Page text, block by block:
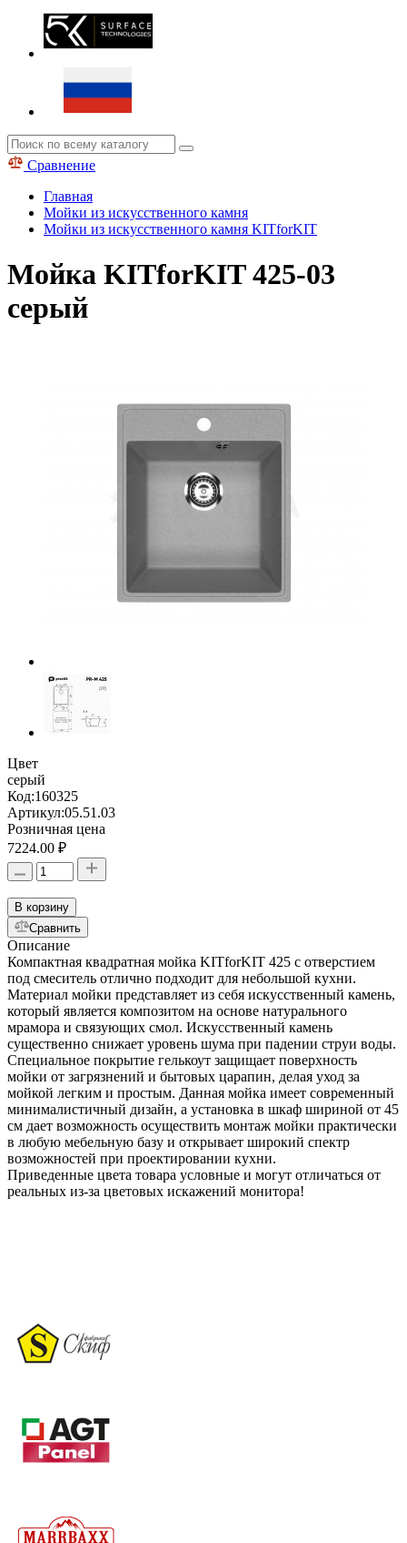
Сравнение
Главная
Мойки из искусственного камня
Мойки из искусственного камня KITforKIT
Мойка KITforKIT 425-03
серый
Цвет
серый
Код:160325
Артикул:05.51.03
Розничная цена
7224.00 ₽
В корзину
Сравнить
Описание
Компактная квадратная мойка KITforKIT 425 с отверстием
под смеситель отлично подходит для небольшой кухни.
Материал мойки представляет из себя искусственный камень,
который является композитом на основе натурального
мрамора и связующих смол. Искусственный камень
существенно снижает уровень шума при падении струи воды.
Специальное покрытие гелькоут защищает поверхность
мойки от загрязнений и бытовых царапин, делая уход за
мойкой легким и простым. Данная мойка имеет современный
минималистичный дизайн, а установка в шкаф шириной от 45
см дает возможность осуществить монтаж мойки практически
в любую мебельную базу и открывает широкий спектр
возможностей при проектировании кухни.
Приведенные цвета товара условные и могут отличаться от
реальных из-за цветовых искажений монитора!